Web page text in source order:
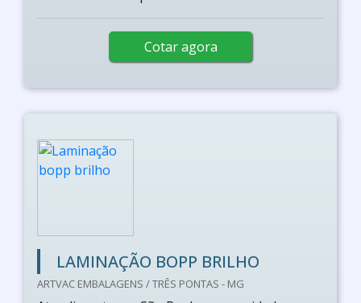
Cotar agora
LAMINAÇÃO BOPP BRILHO
ARTVAC EMBALAGENS / TRÊS PONTAS - MG